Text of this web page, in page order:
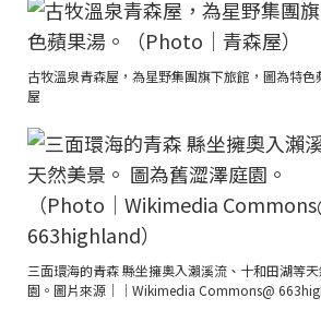
古牧溫泉青森屋，為星野集團旗下旅館，圖為特
屋
三面環海的青森 縣坐擁奧入瀨溪流、十和田湖等
園。圖片來源││Wikimedia Commons@